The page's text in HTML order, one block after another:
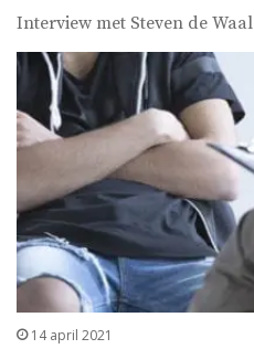
Interview met Steven de Waal
14 april 2021